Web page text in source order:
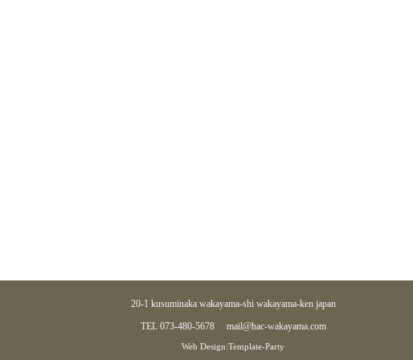
20-1 kusuminaka wakayama-shi wakayama-ken japan
TEL 073-480-5678 mail@hac-wakayama.com
Web Design:Template-Party